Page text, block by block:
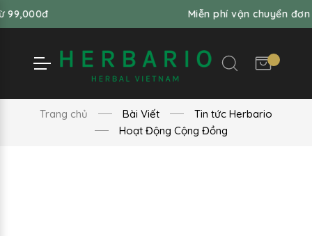
Miễn phí vận chuyển đơn hàng
Trang chủ Bài Viết
Tin tức Herbario
Hoạt Động Cộng Đồng